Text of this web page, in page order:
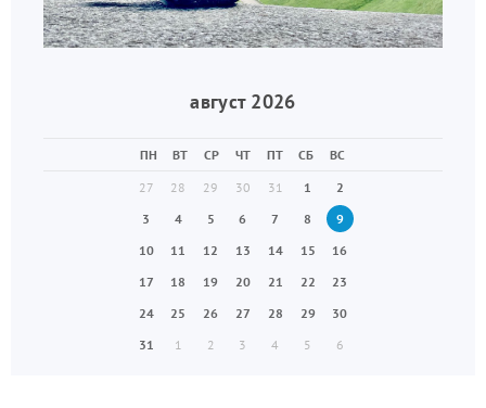
август 2026
ПН ВТ СР ЧТ ПТ СБ
ВС
27
28 29 30 31 1
2
3
4 5 6 7 8
9
10
11 12 13 14 15
16
17
18 19 20 21 22
23
24
25 26 27 28 29
30
31
1 2 3 4 5 6